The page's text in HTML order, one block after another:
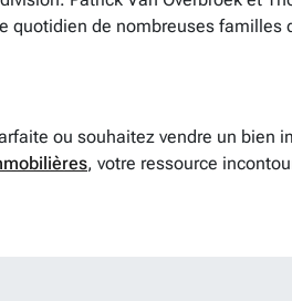
quotidien de nombreuses familles
ou souhaitez vendre un bien
, votre ressource